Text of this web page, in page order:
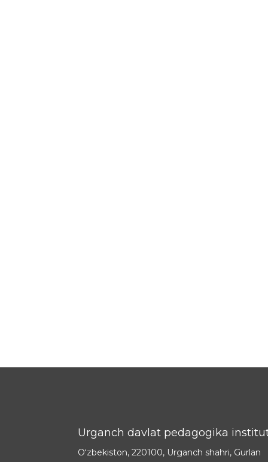
Urganch davlat pedagogika
Oʻzbekiston, 220100, Urganch shahri, Gurlan